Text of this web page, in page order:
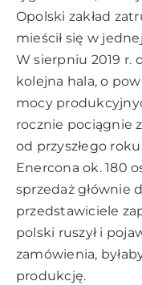
Opolski zakład
mieścił się w
W sierpniu 2019 r.
kolejna hala, o
mocy
rocznie pociągnie
od przyszłego
Enercona ok. 180
sprzedaż głównie
przedstawiciele
polski ruszył i
zamówienia,
produkcję.